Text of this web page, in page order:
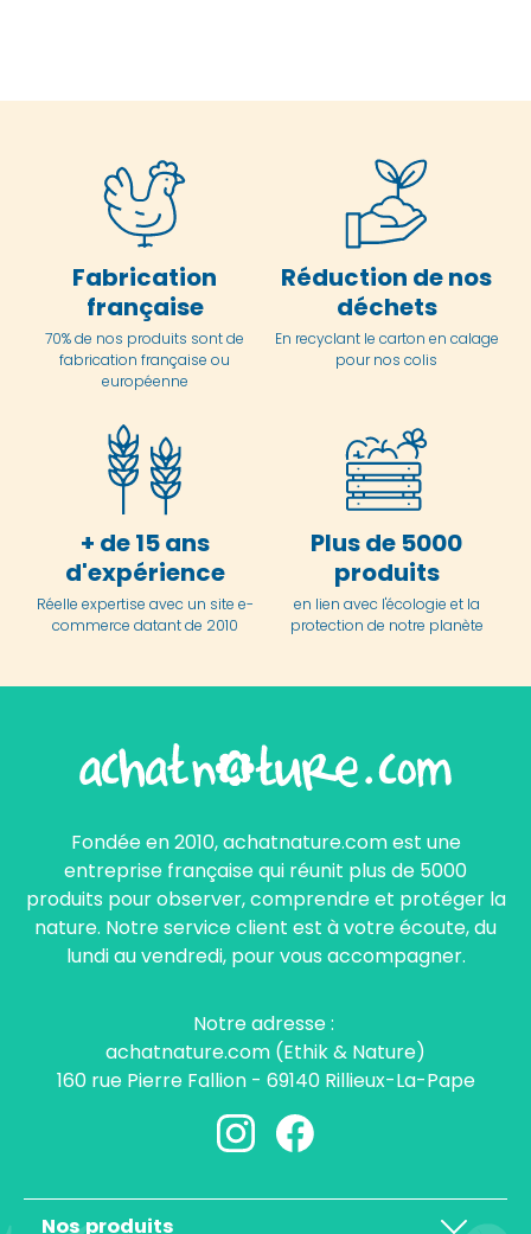
Fabrication
française
70% de nos produits sont de
fabrication française ou
européenne
Réduction de nos
déchets
En recyclant le carton en calage
pour nos colis
+ de 15 ans
d'expérience
Réelle expertise avec un site e-
commerce datant de 2010
Plus de 5000
produits
en lien avec l'écologie et la
protection de notre planète
Fondée en 2010, achatnature.com est une
entreprise française qui réunit plus de 5000
produits pour observer, comprendre et protéger la
nature. Notre service client est à votre écoute, du
lundi au vendredi, pour vous accompagner.
Notre adresse :
achatnature.com (Ethik & Nature)
160 rue Pierre Fallion - 69140 Rillieux-La-Pape
Nos produits